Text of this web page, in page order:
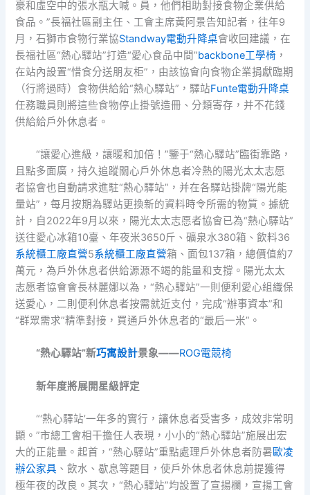
豪和虛空中的張水瓶大喊。員，他們相助對接食物企業供給
食品。”長福社區副主任、工會主席黃阿景告知記者，往年9
月，石獅市食物行業協Standway電動升降桌會收回建議，在
長福社區“熱心驛站”打造“愛心食品中間”backbone工學椅 ，
在站內設置“惜食分送朋友柜”，由該協會向食物企業捐獻臨期
（行將過時）食物供給給“熱心驛站”，驛站Funte電動升降桌
任務職員則將這些食物停止掛號造冊、分類寄存，并不花錢
供給給戶外休息者。
“讓愛心進級，讓暖和加倍！”鑒于“熱心驛站”臨街靠路，
且點多面廣，持久追蹤關心戶外休息者冷熱的陽光太太志愿
者協會也自動請求進駐“熱心驛站”，并在各驛站掛牌“陽光能
量站”，每月按期為驛站更換新的資料時令所需的物質。據統
計，自2022年9月以來，陽光太太志愿者協會已為“熱心驛站”
送往愛心冰箱10臺、年夜米3650斤、礦泉水380箱、飲料36
系統櫃工廠直營5系統櫃工廠直營箱、面包137箱，總價值約7
萬元，為戶外休息者供給源源不竭的能量和支撐。陽光太太
志愿者協會會長林麗娜以為，“熱心驛站”一則便利愛心組織保
送愛心，二則便利休息者按需就近支付，完成“辦事資本”和
“群眾需求”精準對接，買通戶外休息者的“最后一米”。
“熱心驛站”新巧寓設計景象——ROG電競椅
新年度將展開星級評定
“‘熱心驛站’一年多的實行，讓休息者受害多，成效非常明
顯。”市總工會相干擔任人表現，小小的“熱心驛站”施展出宏
大的正能量。起首，“熱心驛站”重點處理戶外休息者防暑歐凌
辦公家具 、飲水、歇息等題目，使戶外休息者休息前提獲得
極年夜的改良。其次，“熱心驛站”均設置了宣揚欄，宣揚工會